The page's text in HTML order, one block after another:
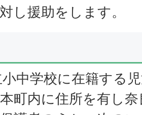
し援助をします。
小中学校に在籍する
町内に住所を有し